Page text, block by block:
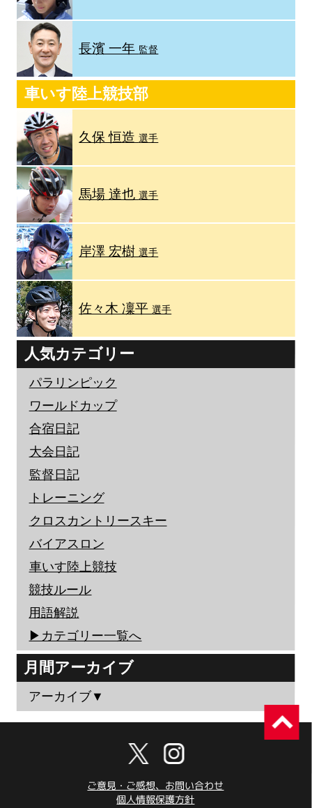
長濱 一年 監督
車いす陸上競技部
久保 恒造選手
馬場 達也選手
岸澤 宏樹選手
佐々木 凜平選手
人気カテゴリー
パラリンピック
ワールドカップ
合宿日記
大会日記
監督日記
トレーニング
クロスカントリースキー
バイアスロン
車いす陸上競技
競技ルール
用語解説
▶︎カテゴリー一覧へ
月間アーカイブ
アーカイブ▼
ご意見・ご感想、お問い合わせ
個人情報保護方針